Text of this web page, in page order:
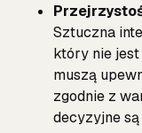
Sztuczna
który nie
muszą
zgodnie z
decyzyjne